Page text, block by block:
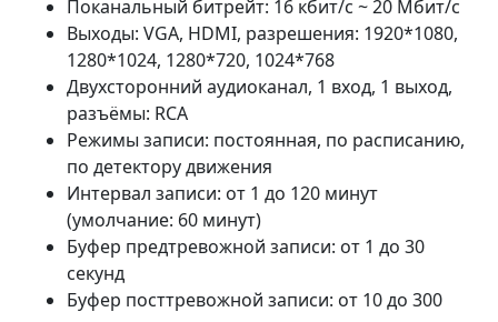
Поканальный битрейт: 16 кбит/с ~ 20 Мбит/с
Выходы: VGA, HDMI, разрешения: 1920*1080,
1280*1024, 1280*720, 1024*768
Двухсторонний аудиоканал, 1 вход, 1 выход,
разъёмы: RCA
Режимы записи: постоянная, по расписанию,
по детектору движения
Интервал записи: от 1 до 120 минут
(умолчание: 60 минут)
Буфер предтревожной записи: от 1 до 30
секунд
Буфер посттревожной записи: от 10 до 300